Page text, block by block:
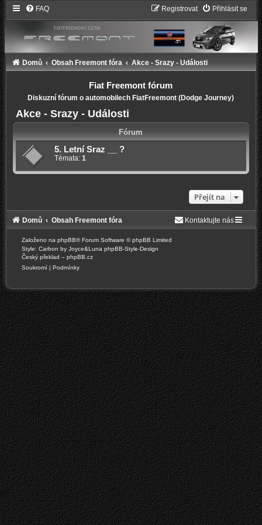
FAQ Přihlásit se
Registrovat
Domů Obsah Freemont fóra Akce - Srazy - Události
Fiat Freemont fórum
Diskuzní fórum o automobilech FiatFreemont (Dodge Journey)
Akce - Srazy - Události
Fórum
5. Letní Sraz __ ?
Témata: 1
Přejít na
Domů Obsah Freemont fóra Kontaktujte nás
Založeno na phpBB® Forum Software © phpBB Limited
Style: Carbon by Joyce&Luna phpBB-Style-Design
Český překlad – phpBB.cz
Soukromí | Podmínky